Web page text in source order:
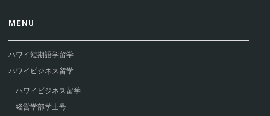
MENU
ハワイ短期語学留学
ハワイビジネス留学
ハワイビジネス留学
経営学部学士号